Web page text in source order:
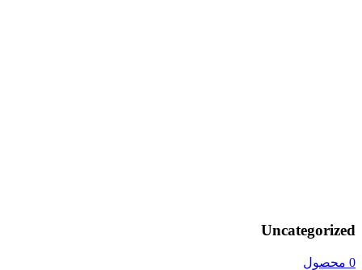
Uncategorized
0 محصول